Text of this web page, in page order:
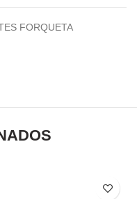
FORQUETA